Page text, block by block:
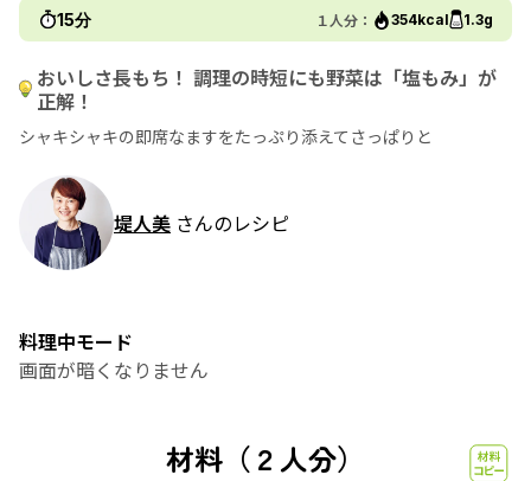
15分 １人分： 354kcal 1.3g
おいしさ長もち！ 調理の時短にも野菜は「塩もみ」が
正解！
シャキシャキの即席なますをたっぷり添えてさっぱりと
堤人美 さんのレシピ
料理中モード
画面が暗くなりません
材料（２人分）